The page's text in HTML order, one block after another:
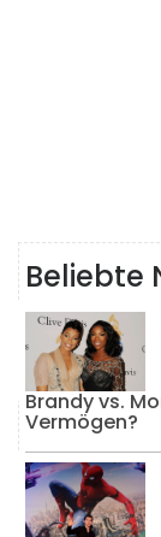
Beliebte
Brandy vs.
Vermögen?